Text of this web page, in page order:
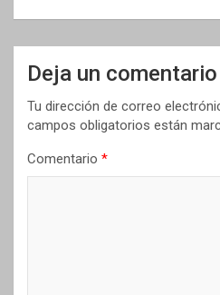
Deja un comentario
Tu dirección de correo
campos obligatorios están
Comentario *